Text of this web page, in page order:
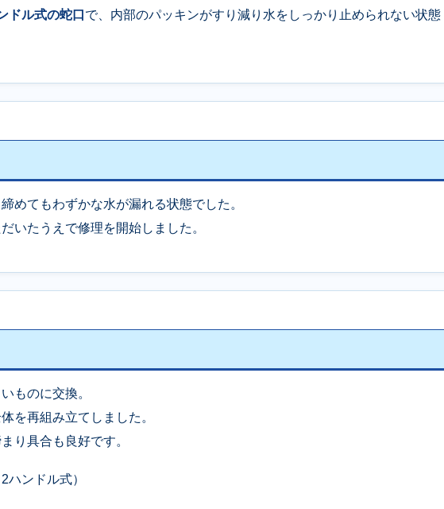
ドル式の蛇口 で、内部のパッキンがすり減り水をしっかり止められない状態
めてもわずかな水が漏れる状態でした。
いたうえで修理を開始しました。
ものに交換。
を再組み立てしました。
り具合も良好です。
ンドル式）